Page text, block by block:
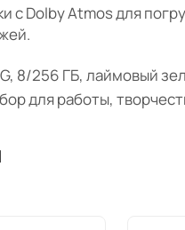
с Dolby Atmos для
8/256 ГБ, лаймовый
для работы,